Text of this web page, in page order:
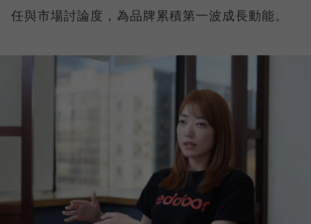
任與市場討論度，為品牌累積第一波成長動能。